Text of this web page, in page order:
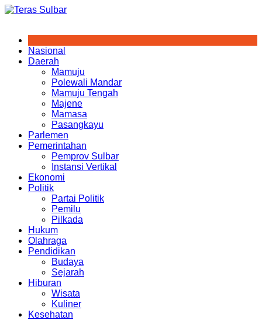
Skip
Nasional
Daerah
Mamuju
Polewali Mandar
Mamuju Tengah
Majene
Mamasa
Pasangkayu
Parlemen
Pemerintahan
Pemprov Sulbar
Instansi Vertikal
Ekonomi
Politik
Partai Politik
Pemilu
Pilkada
Hukum
Olahraga
Pendidikan
Budaya
Sejarah
Hiburan
Wisata
Kuliner
Kesehatan